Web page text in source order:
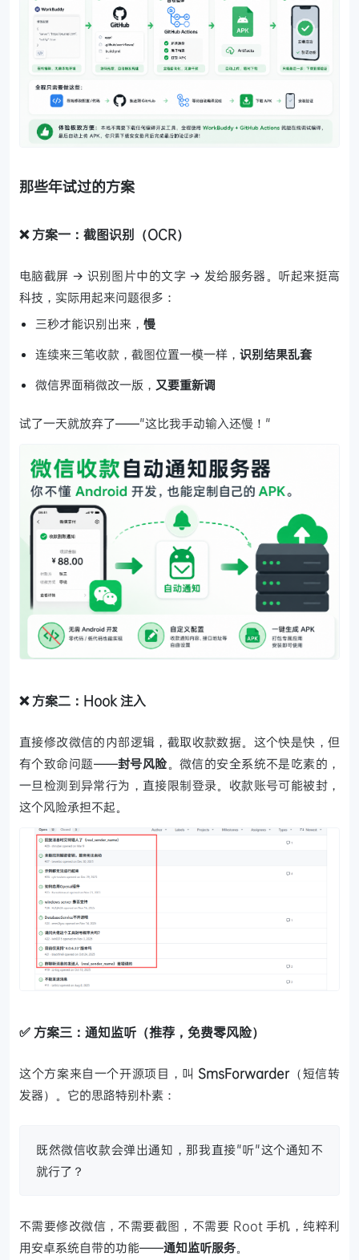
那些年试过的方案
❌ 方案一：截图识别（OCR）
电脑截屏 → 识别图片中的文字 → 发给服务器。听起来挺高
科技，实际用起来问题很多：
三秒才能识别出来， 慢
连续来三笔收款，截图位置一模一样， 识别结果乱套
微信界面稍微改一版， 又要重新调
试了一天就放弃了——"这比我手动输入还慢！"
❌ 方案二：Hook 注入
直接修改微信的内部逻辑，截取收款数据。这个快是快，但
有个致命问题——封号风险。微信的安全系统不是吃素的，
一旦检测到异常行为，直接限制登录。收款账号可能被封，
这个风险承担不起。
✅ 方案三：通知监听（推荐，免费零风险）
这个方案来自一个开源项目，叫 SmsForwarder（短信转
发器）。它的思路特别朴素：
既然微信收款会弹出通知，那我直接"听"这个通知不
就行了？
不需要修改微信，不需要截图，不需要 Root 手机，纯粹利
用安卓系统自带的功能——通知监听服务。